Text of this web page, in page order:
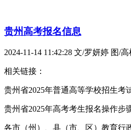
贵州高考报名信息
2024-11-14 11:42:28 文/罗妍婷 图/高
相关链接：
贵州省2025年普通高等学校招生考
贵州省2025年高考考生报名操作步
各市（州）、县（市、区）教育行